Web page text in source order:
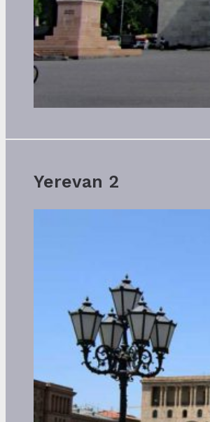
Yerevan 2